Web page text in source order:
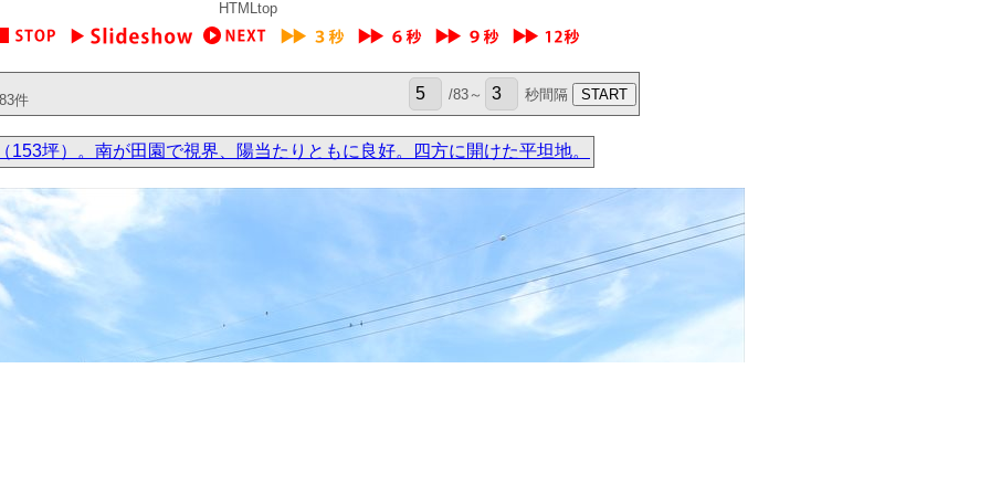
HTMLtop
件 /83～ 秒間隔
153坪）。南が田園で視界、陽当たりともに良好。四方に開けた平坦地。